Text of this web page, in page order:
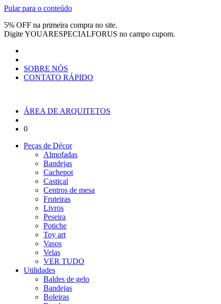
Pular para o conteúdo
5% OFF na primeira compra no site.
DigiteYOUARESPECIALFORUS no campo cupom.
SOBRE NÓS
CONTATO RÁPIDO
ÁREA DE ARQUITETOS
0
Peças de Décor
Almofadas
Bandejas
Cachepot
Castiçal
Centros de mesa
Fruteiras
Livros
Peseira
Potiche
Toy art
Vasos
Velas
VER TUDO
Utilidades
Baldes de gelo
Bandejas
Boleiras